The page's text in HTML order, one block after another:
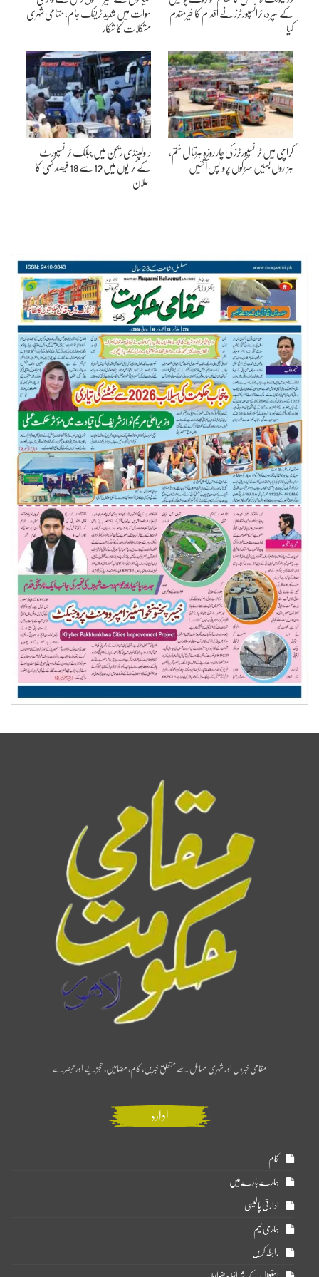
کے سپرد، ٹرانسپورٹرز نے اقدام کا خیرمقدم
کیا
سوات میں شدید ٹریفک جام، مقامی شہری
مشکلات کا شکار
کراچی میں ٹرانسپورٹرز کی چار روزہ ہڑتال ختم،
ہزاروں بسیں سڑکوں پر واپس آگئیں
راولپنڈی ریجن میں پبلک ٹرانسپورٹ
کے کرایوں میں 12 سے 18 فیصد کمی کا
اعلان
مقامی خبروں اور شہری مسائل سے متعلق خبریں، کالم، مضامین، تجزیے اور تبصرے
ادارہ
کالم
ہمارے بارے میں
ادارتی پالیسی
ہماری ٹیم
رابطہ کریں